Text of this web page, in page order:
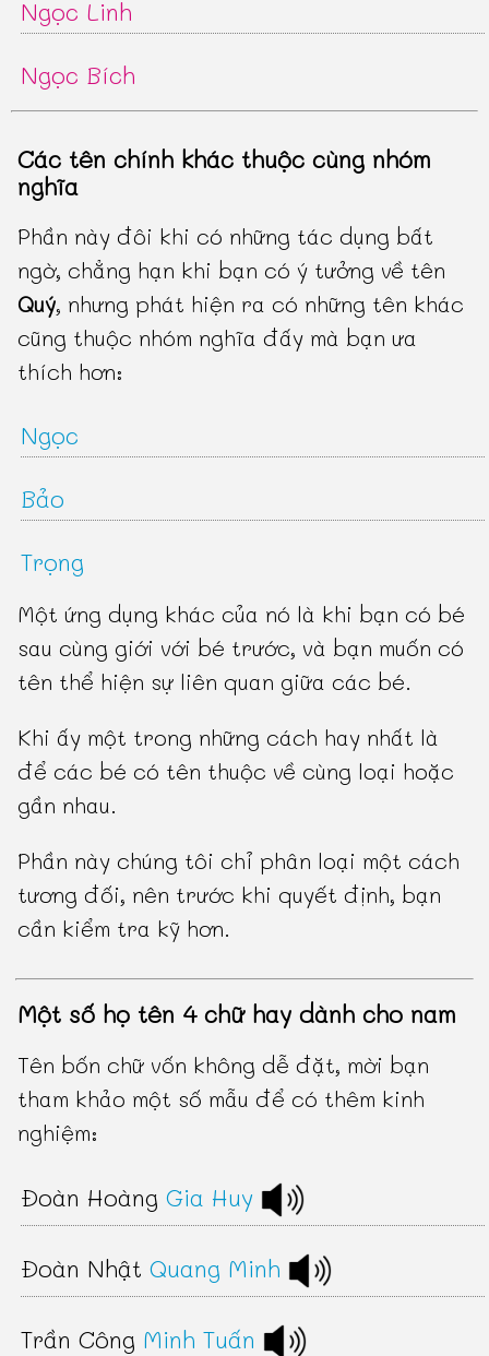
Ngọc Linh
Ngọc Bích
Các tên chính khác thuộc cùng nhóm
nghĩa
Phần này đôi khi có những tác dụng bất
ngờ, chẳng hạn khi bạn có ý tưởng về tên
Quý, nhưng phát hiện ra có những tên khác
cũng thuộc nhóm nghĩa đấy mà bạn ưa
thích hơn:
Ngọc
Bảo
Trọng
Một ứng dụng khác của nó là khi bạn có bé
sau cùng giới với bé trước, và bạn muốn có
tên thể hiện sự liên quan giữa các bé.
Khi ấy một trong những cách hay nhất là
để các bé có tên thuộc về cùng loại hoặc
gần nhau.
Phần này chúng tôi chỉ phân loại một cách
tương đối, nên trước khi quyết định, bạn
cần kiểm tra kỹ hơn.
Một số họ tên 4 chữ hay dành cho nam
Tên bốn chữ vốn không dễ đặt, mời bạn
tham khảo một số mẫu để có thêm kinh
nghiệm:
Đoàn HoàngGia Huy
Đoàn NhậtQuang Minh
Trần Công Minh Tuấn